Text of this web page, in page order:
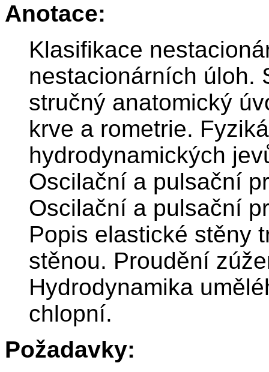
Anotace:
Klasifikace
nestacionárních úloh.
stručný anatomický
krve a rometrie.
hydrodynamických
Oscilační a pulsační
Oscilační a pulsační
Popis elastické stěny
stěnou. Proudění
Hydrodynamika
chlopní.
Požadavky: